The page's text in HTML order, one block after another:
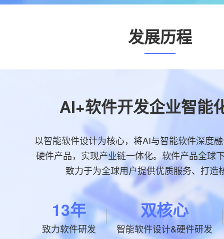
发展历程
AI+软件开发企业智能
以智能软件设计为核心，将AI与智能软件深度
硬件产品，实现产业链一体化。软件产品全球
致力于为全球用户提供优质服务、打造
13年
致力软件研发
双核心
智能软件设计&硬件研发